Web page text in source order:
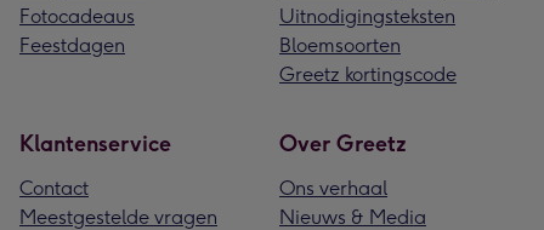
Fotocadeaus
Feestdagen
Uitnodigingsteksten
Bloemsoorten
Greetz kortingscode
Klantenservice
Contact
Meestgestelde vragen
Over Greetz
Ons verhaal
Nieuws & Media